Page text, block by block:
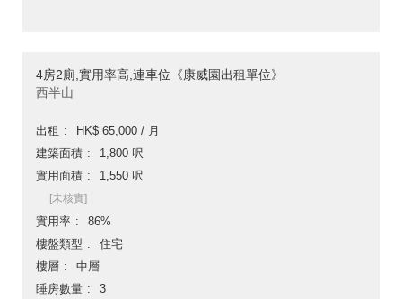
4房2廁,實用率高,連車位《康威園出租單位》
西半山
出租
HK$ 65,000 / 月
建築面積
1,800 呎
實用面積
1,550 呎
[未核實]
實用率
86%
樓盤類型
住宅
樓層
中層
睡房數量
3